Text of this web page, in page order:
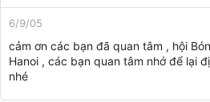
6/9/05
cảm ơn các bạn đã quan tâm , hội
Hanoi , các bạn quan tâm nhớ để lại
nhé